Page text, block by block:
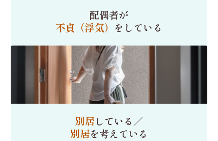
配偶者が
不貞（浮気） をしている
別居している／
別居を考えている